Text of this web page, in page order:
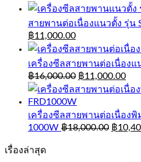
สายพานต่อเนื่องแนวตั้ง รุ่น
฿11,000.00
เครื่องซีลสายพานต่อเนื่องแ
฿16,000.00 ฿11,000.00
เครื่องซีลสายพานต่อเนื่อง
1000W ฿18,000.00 ฿
เรื่องล่าสุด